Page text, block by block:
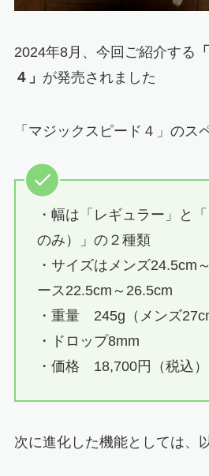
2024年8月、今回ご紹介する
４」 が発売されました
「マジックスピード４」のス
・幅は「レギュラー」と
のみ）」の２種類
・サイズはメンズ24.5cm
ース22.5cm～26.5cm
・重量 245g（メンズ
・ドロップ8mm
・価格 18,700円（税込）
次に進化した機能としては、